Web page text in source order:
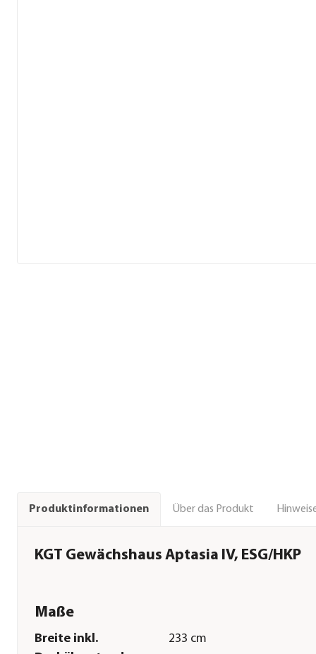
Produktinformationen Über das Produkt
KGT Gewächshaus Aptasia IV, ESG/HKP
Maße
Breite inkl.
233 cm